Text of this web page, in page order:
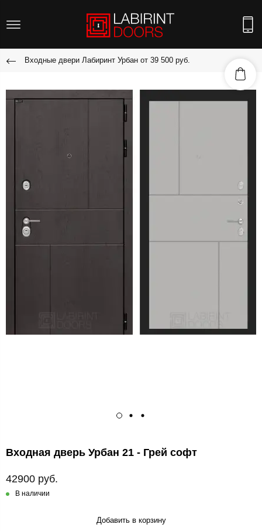
Входные двери Лабиринт Урбан от 39 500 руб.
Входная дверь Урбан 21 - Грей софт
42900 руб.
В наличии
Добавить в корзину